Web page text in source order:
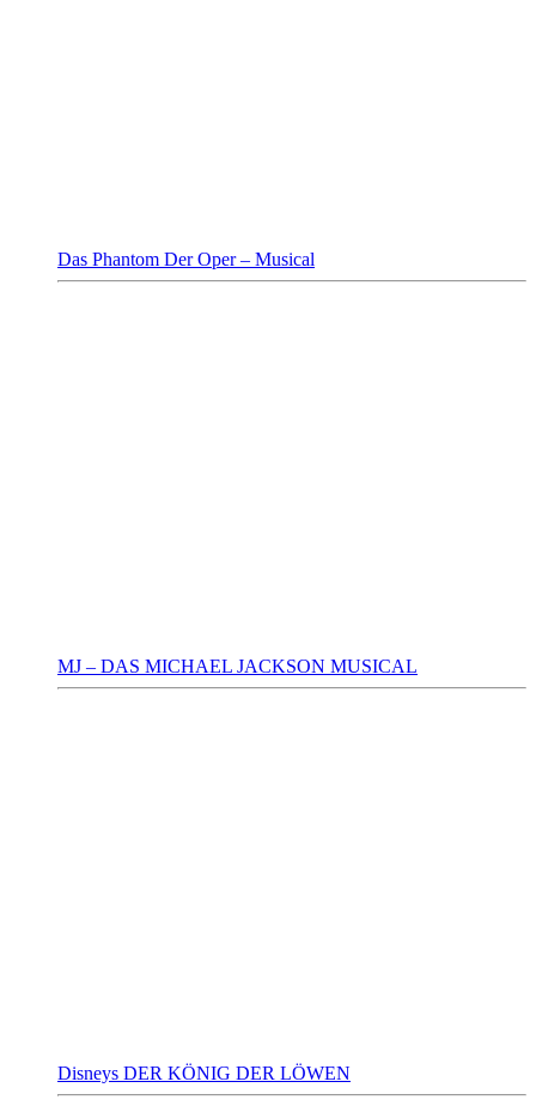
Das Phantom Der Oper – Musical
MJ – DAS MICHAEL JACKSON MUSICAL
Disneys DER KÖNIG DER LÖWEN